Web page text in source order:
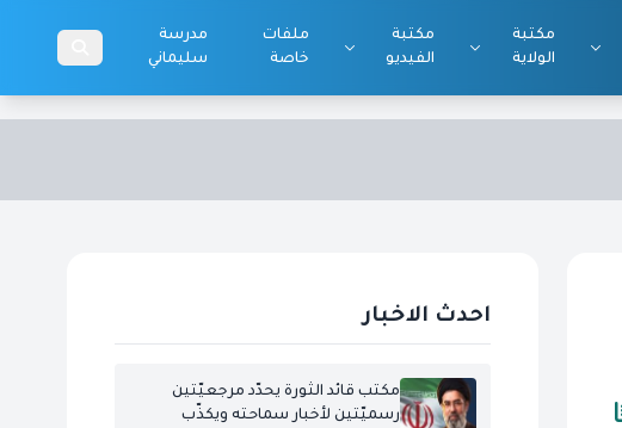
مكتبة
الولاية
مكتبة
الفيديو
ملفات
خاصة
مدرسة
سليماني
احدث الاخبار
مكتب قائد الثورة يحدّد مرجعيّتين
رسميّتين لأخبار سماحته ويكذّب